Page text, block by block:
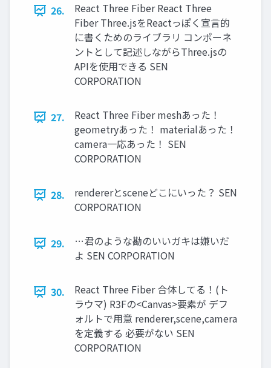
26.
React Three Fiber React Three
Fiber Three.jsをReactっぽく宣言的
に書くためのライブラリ コンポーネ
ントとして記述しながらThree.jsの
APIを使用できる SEN
CORPORATION
27.
React Three Fiber meshあった！
geometryあった！ materialあった！
camera一応あった！ SEN
CORPORATION
28.
rendererとsceneどこにいった？ SEN
CORPORATION
29.
…君のような勘のいいガキは嫌いだ
よ SEN CORPORATION
30.
React Three Fiber 合体してる！(ト
ラウマ) R3Fの<Canvas>要素が デフ
ォルトで用意 renderer,scene,camera
を定義する 必要がない SEN
CORPORATION